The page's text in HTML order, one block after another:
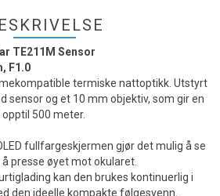
TE211M Sensor
F1.0
termiske nattoptikk. Utstyrt
sensor og et 10 mm objektiv, som gir en
500 meter.
fullfargeskjermen gjør det mulig å se
presse øyet mot okularet.
kan den brukes kontinuerlig i
den ideelle kompakte følgesvenn.